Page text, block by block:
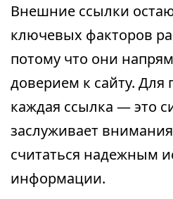
Внешние ссылки
ключевых факторов
потому что они
доверием к сайту. Для
каждая ссылка — это
заслуживает
считаться надежным
информации.